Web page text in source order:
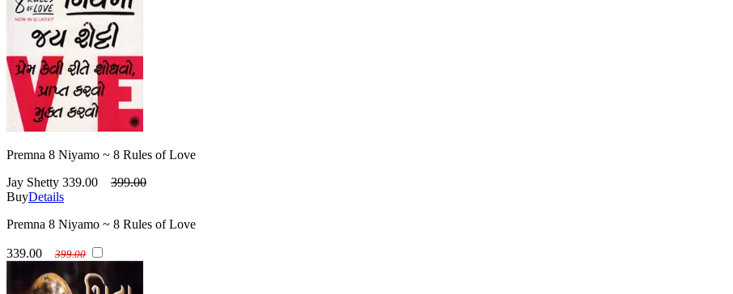
Premna 8 Niyamo ~ 8 Rules of Love
Jay Shetty 339.00
399.00
BuyDetails
Premna 8 Niyamo ~ 8 Rules of Love
339.00 399.00